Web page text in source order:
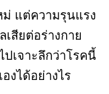
ม่ แต่ความรุนแรง
สียต่อร่างกาย
ปเจาะลึกว่าโรคนี้
งได้อย่างไร